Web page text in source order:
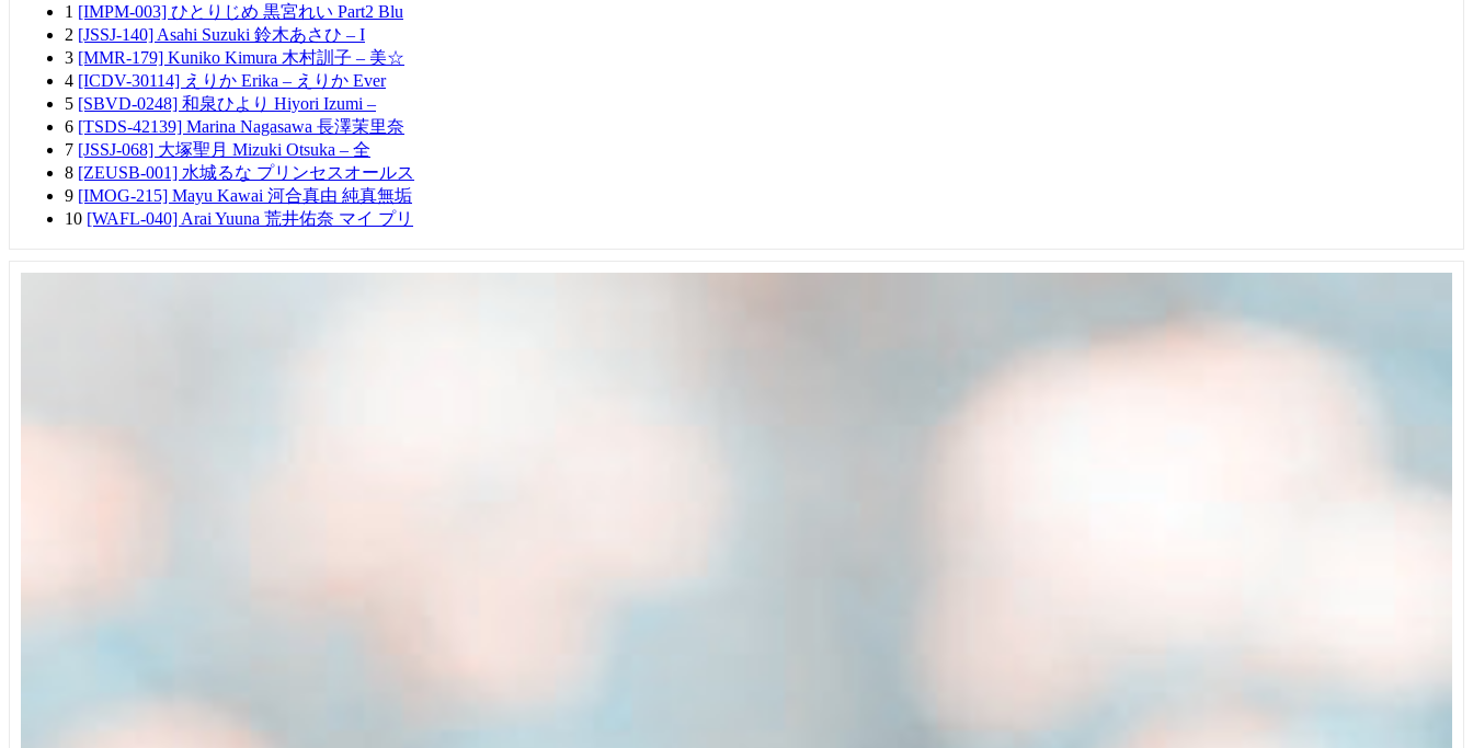
1 [IMPM-003] ひとりじめ 黒宮れい Part2 Blu
2 [JSSJ-140] Asahi Suzuki 鈴木あさひ – I
3 [MMR-179] Kuniko Kimura 木村訓子 – 美☆
4 [ICDV-30114] えりか Erika – えりか Ever
5 [SBVD-0248] 和泉ひより Hiyori Izumi –
6 [TSDS-42139] Marina Nagasawa 長澤茉里奈
7 [JSSJ-068] 大塚聖月 Mizuki Otsuka – 全
8 [ZEUSB-001] 水城るな プリンセスオールス
9 [IMOG-215] Mayu Kawai 河合真由 純真無垢
10 [WAFL-040] Arai Yuuna 荒井佑奈 マイ プリ